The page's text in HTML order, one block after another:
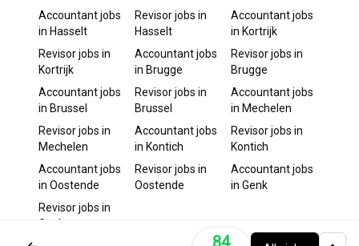
84
Accountantjobs
in Hasselt
Revisorjobs in
Hasselt
Accountantjobs
in Kortrijk
Revisorjobs in
Kortrijk
Accountantjobs
in Brugge
Revisorjobs in
Brugge
Accountantjobs
in Brussel
Revisorjobs in
Brussel
Accountantjobs
in Mechelen
Revisorjobs in
Mechelen
Accountantjobs
in Kontich
Revisorjobs in
Kontich
Accountantjobs
in Oostende
Revisorjobs in
Oostende
Accountantjobs
in Genk
Revisorjobs in
Genk